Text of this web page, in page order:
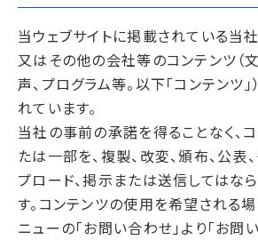
当ウェブサイトに掲載されている当
又はその他の会社等のコンテンツ（
声、プログラム等。以下「コンテンツ
れています。
当社の事前の承諾を得ることなく、
たは一部を、複製、改変、頒布、公表
プロード、掲示または送信してはな
す。コンテンツの使用を希望される
ニューの「お問い合わせ」より「お問